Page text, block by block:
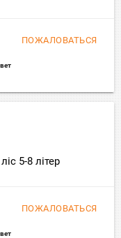
ПОЖАЛОВАТЬСЯ
5-8 літер
ПОЖАЛОВАТЬСЯ